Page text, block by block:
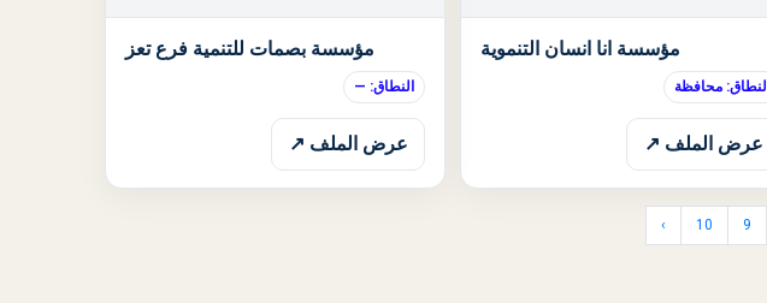
مؤسسة انا انسان التنموية
النطاق: محافظة
عرض الملف ↗
مؤسسة بصمات للتنمية فرع تعز
النطاق: —
عرض الملف ↗
9
10
›